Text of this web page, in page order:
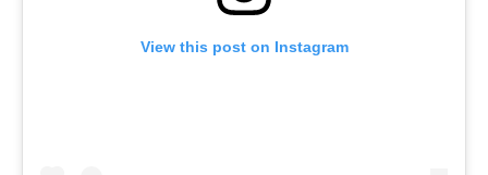
View this post on Instagram